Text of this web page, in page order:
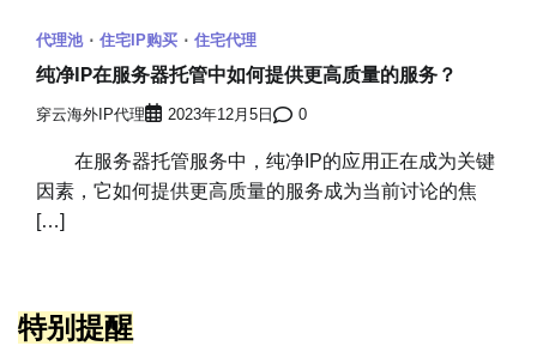
代理池 住宅IP购买 住宅代理
纯净IP在服务器托管中如何提供更高质量的服务？
穿云海外IP代理 2023年12月5日 0
在服务器托管服务中，纯净IP的应用正在成为关键
因素，它如何提供更高质量的服务成为当前讨论的焦
[…]
特别提醒